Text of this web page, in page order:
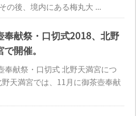
の後、境内にある梅丸大 ...
奉献祭・口切式2018、北野
開催。
奉献祭・口切式 北野天満宮につ
野天満宮では、11月に御茶壺奉献